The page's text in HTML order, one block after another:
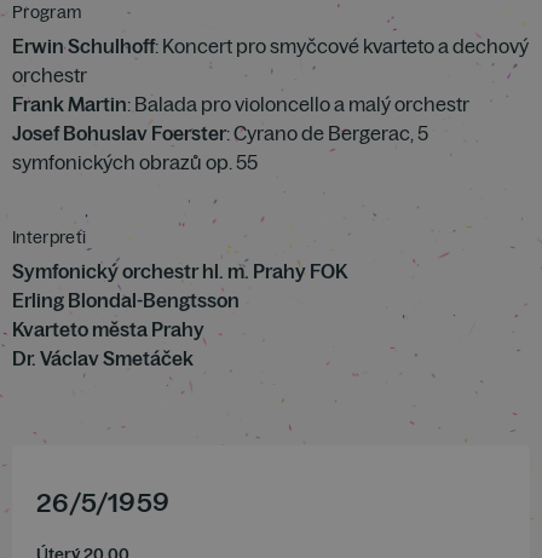
Program
Erwin Schulhoff: Koncert pro smyčcové kvarteto a dechový
orchestr
Frank Martin: Balada pro violoncello a malý orchestr
Josef Bohuslav Foerster: Cyrano de Bergerac, 5
symfonických obrazů op. 55
Interpreti
Symfonický orchestr hl. m. Prahy FOK
Erling Blondal-Bengtsson
Kvarteto města Prahy
Dr. Václav Smetáček
26/5/1959